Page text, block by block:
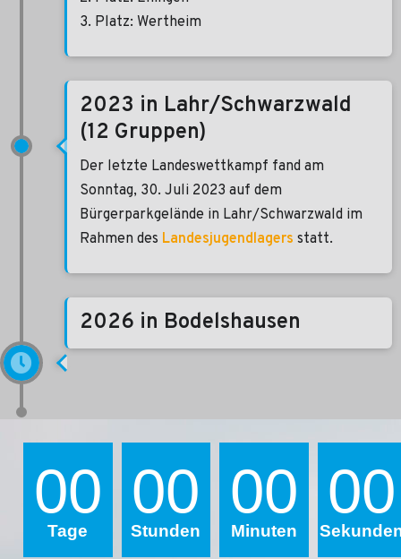
3. Platz: Wertheim
2023 in Lahr/Schwarzwald
(12 Gruppen)
Der letzte Landeswettkampf fand am
Sonntag, 30. Juli 2023 auf dem
Bürgerparkgelände in Lahr/Schwarzwald im
Rahmen des Landesjugendlagers statt.
2026 in Bodelshausen
00
Tage
00
Stunden
00
Minuten
00